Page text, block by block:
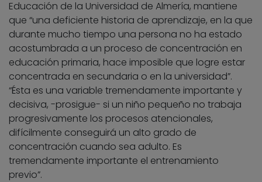
Educación de la Universidad de Almería, mantiene
que “una deficiente historia de aprendizaje, en la que
durante mucho tiempo una persona no ha estado
acostumbrada a un proceso de concentración en
educación primaria, hace imposible que logre estar
concentrada en secundaria o en la universidad”.
“Ésta es una variable tremendamente importante y
decisiva, -prosigue- si un niño pequeño no trabaja
progresivamente los procesos atencionales,
difícilmente conseguirá un alto grado de
concentración cuando sea adulto. Es
tremendamente importante el entrenamiento
previo”.